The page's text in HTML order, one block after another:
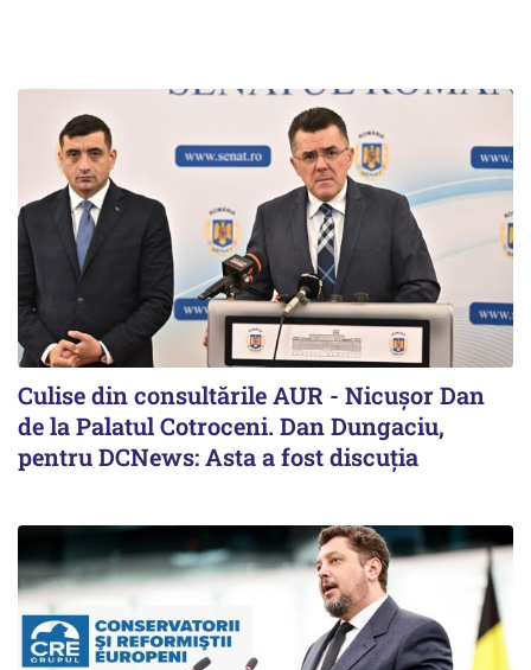
Culise din consultările AUR - Nicușor Dan
de la Palatul Cotroceni. Dan Dungaciu,
pentru DCNews: Asta a fost discuția